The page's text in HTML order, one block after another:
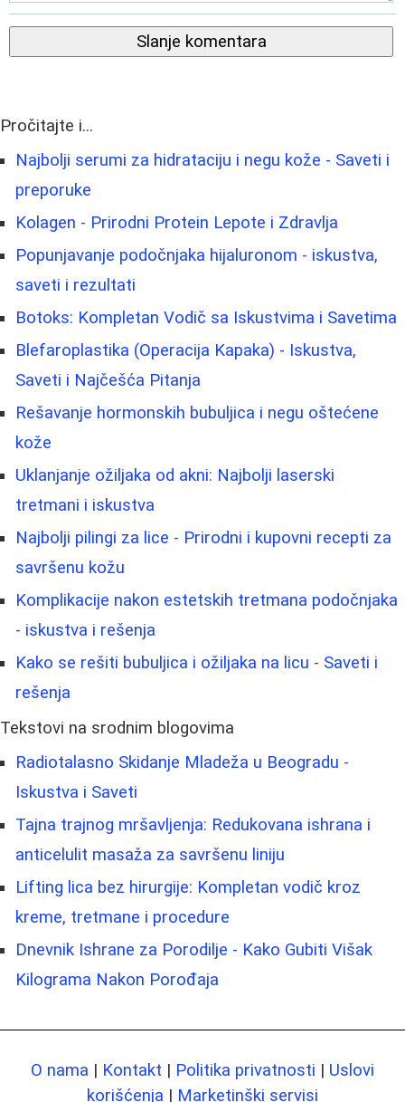
Slanje komentara
Pročitajte i...
Najbolji serumi za hidrataciju i negu kože - Saveti i
preporuke
Kolagen - Prirodni Protein Lepote i Zdravlja
Popunjavanje podočnjaka hijaluronom - iskustva,
saveti i rezultati
Botoks: Kompletan Vodič sa Iskustvima i Savetima
Blefaroplastika (Operacija Kapaka) - Iskustva,
Saveti i Najčešća Pitanja
Rešavanje hormonskih bubuljica i negu oštećene
kože
Uklanjanje ožiljaka od akni: Najbolji laserski
tretmani i iskustva
Najbolji pilingi za lice - Prirodni i kupovni recepti za
savršenu kožu
Komplikacije nakon estetskih tretmana podočnjaka
- iskustva i rešenja
Kako se rešiti bubuljica i ožiljaka na licu - Saveti i
rešenja
Tekstovi na srodnim blogovima
Radiotalasno Skidanje Mladeža u Beogradu -
Iskustva i Saveti
Tajna trajnog mršavljenja: Redukovana ishrana i
anticelulit masaža za savršenu liniju
Lifting lica bez hirurgije: Kompletan vodič kroz
kreme, tretmane i procedure
Dnevnik Ishrane za Porodilje - Kako Gubiti Višak
Kilograma Nakon Porođaja
O nama | Kontakt | Politika privatnosti | Uslovi
korišćenja | Marketinški servisi